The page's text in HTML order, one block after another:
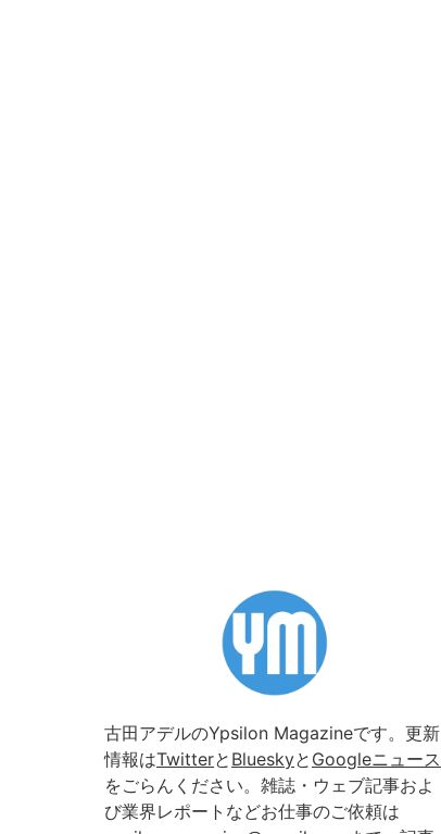
古田アデルのYpsilon Magazineです。更新
情報はTwitterと Blueskyと Googleニュース
をごらんください。雑誌・ウェブ記事およ
び業界レポートなどお仕事のご依頼は